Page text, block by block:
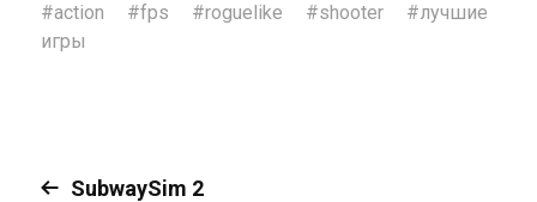
#action #fps #roguelike #shooter #лучшие
игры
SubwaySim 2